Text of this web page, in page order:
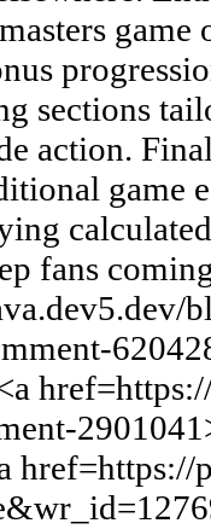
sections
action.
game
fans
href=https://